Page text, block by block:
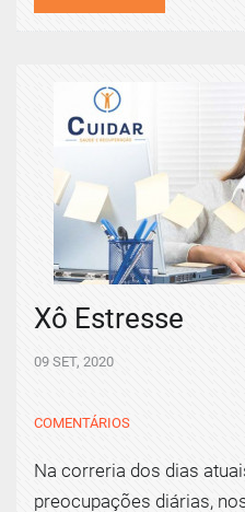
Xô Estresse
09 SET, 2020
COMENTÁRIOS
Na correria dos dias
preocupações diárias,